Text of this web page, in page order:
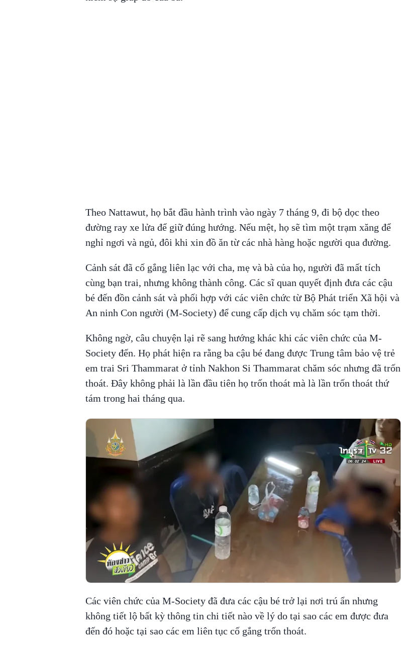
Theo Nattawut, họ bắt đầu hành trình vào ngày 7 tháng 9, đi bộ dọc theo
đường ray xe lửa để giữ đúng hướng. Nếu mệt, họ sẽ tìm một trạm xăng để
nghỉ ngơi và ngủ, đôi khi xin đồ ăn từ các nhà hàng hoặc người qua đường.
Cảnh sát đã cố gắng liên lạc với cha, mẹ và bà của họ, người đã mất tích
cùng bạn trai, nhưng không thành công. Các sĩ quan quyết định đưa các cậu
bé đến đồn cảnh sát và phối hợp với các viên chức từ Bộ Phát triển Xã hội và
An ninh Con người (M-Society) để cung cấp dịch vụ chăm sóc tạm thời.
Không ngờ, câu chuyện lại rẽ sang hướng khác khi các viên chức của M-
Society đến. Họ phát hiện ra rằng ba cậu bé đang được Trung tâm bảo vệ trẻ
em trai Sri Thammarat ở tỉnh Nakhon Si Thammarat chăm sóc nhưng đã trốn
thoát. Đây không phải là lần đầu tiên họ trốn thoát mà là lần trốn thoát thứ
tám trong hai tháng qua.
Các viên chức của M-Society đã đưa các cậu bé trở lại nơi trú ẩn nhưng
không tiết lộ bất kỳ thông tin chi tiết nào về lý do tại sao các em được đưa
đến đó hoặc tại sao các em liên tục cố gắng trốn thoát.